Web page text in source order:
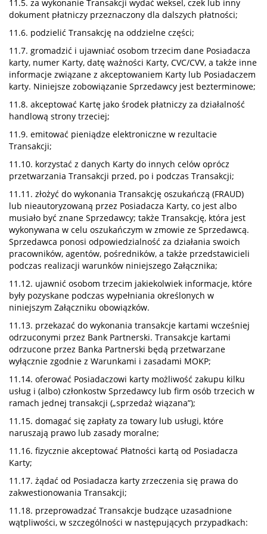
11.5. za wykonanie Transakcji wydać weksel, czek lub inny
dokument płatniczy przeznaczony dla dalszych płatności;
11.6. podzielić Transakcję na oddzielne części;
11.7. gromadzić i ujawniać osobom trzecim dane Posiadacza
karty, numer Karty, datę ważności Karty, CVC/CVV, a także inne
informacje związane z akceptowaniem Karty lub Posiadaczem
karty. Niniejsze zobowiązanie Sprzedawcy jest bezterminowe;
11.8. akceptować Kartę jako środek płatniczy za działalność
handlową strony trzeciej;
11.9. emitować pieniądze elektroniczne w rezultacie
Transakcji;
11.10. korzystać z danych Karty do innych celów oprócz
przetwarzania Transakcji przed, po i podczas Transakcji;
11.11. złożyć do wykonania Transakcję oszukańczą (FRAUD)
lub nieautoryzowaną przez Posiadacza Karty, co jest albo
musiało być znane Sprzedawcy; także Transakcję, która jest
wykonywana w celu oszukańczym w zmowie ze Sprzedawcą.
Sprzedawca ponosi odpowiedzialność za działania swoich
pracowników, agentów, pośredników, a także przedstawicieli
podczas realizacji warunków niniejszego Załącznika;
11.12. ujawnić osobom trzecim jakiekolwiek informacje, które
były pozyskane podczas wypełniania określonych w
niniejszym Załączniku obowiązków.
11.13. przekazać do wykonania transakcje kartami wcześniej
odrzuconymi przez Bank Partnerski. Transakcje kartami
odrzucone przez Banka Partnerski będą przetwarzane
wyłącznie zgodnie z Warunkami i zasadami MOKP;
11.14. oferować Posiadaczowi karty możliwość zakupu kilku
usług i (albo) członkostw Sprzedawcy lub firm osób trzecich w
ramach jednej transakcji („sprzedaż wiązana”);
11.15. domagać się zapłaty za towary lub usługi, które
naruszają prawo lub zasady moralne;
11.16. fizycznie akceptować Płatności kartą od Posiadacza
Karty;
11.17. żądać od Posiadacza karty zrzeczenia się prawa do
zakwestionowania Transakcji;
11.18. przeprowadzać Transakcje budzące uzasadnione
wątpliwości, w szczególności w następujących przypadkach: